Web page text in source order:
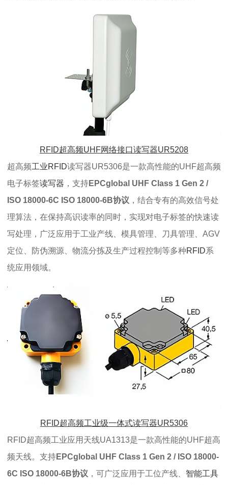
RFID超高频UHF网络接口读写器UR5208
超高频工业RFID读写器UR5306是一款高性能的UHF超高频
电子标签读写器 ， 支持EPCglobal UHF Class 1 Gen 2 /
ISO 18000-6C ISO 18000-6B协议 ， 结合专有的高效信号处
理算法，在保持高识读率的同时，实现对电子标签的快速读
写处理，广泛应用于工业产线、模具管理、刀具管理、AGV
定位、防伪溯源、物流分拣及生产过程控制等多种RFID系
统应用领域。
RFID超高频工业级一体式读写器UR5306
RFID超高频工业应用天线UA1313是一款高性能的UHF超高
频天线。 支持EPCglobal UHF Class 1 Gen 2 / ISO 18000-
6C ISO 18000-6B协议 ， 可广泛应用于工位产线、 智能工具